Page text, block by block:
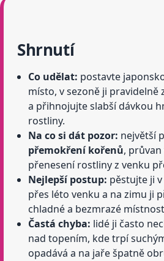
Shrnutí
Co udělat: postavte
místo, v sezoně ji pravidelně
a přihnojujte slabší dávkou
rostliny.
Na co si dát pozor: největší
přemokření kořenů,
přenesení rostliny z venku
Nejlepší postup: pěstujte ji
přes léto venku a na zimu ji
chladné a bezmrazé
Častá chyba: lidé ji často
nad topením, kde trpí
opadává a na jaře špatně